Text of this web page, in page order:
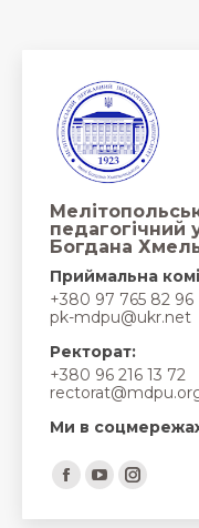
педагогічний
Богдана
Приймальна
+380 97 765 82 96
pk-mdpu@ukr.net
Ректорат:
+380 96 216 13 72
Ми в
Find us on:
Facebook
page
YouTube
pagepage